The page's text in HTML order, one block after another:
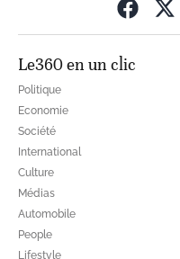
Le360 en un clic
Politique
Economie
Société
International
Culture
Médias
Automobile
People
Lifestyle